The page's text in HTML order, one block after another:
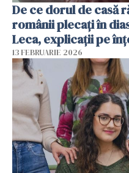
De ce dorul de casă
românii plecați în
Leca, explicații pe
13 FEBRUARIE 2026